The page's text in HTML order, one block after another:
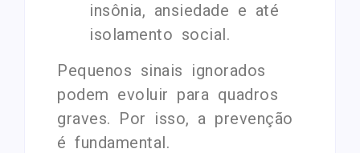
insônia, ansiedade e até
isolamento social.
Pequenos sinais ignorados
podem evoluir para quadros
graves. Por isso, a prevenção
é fundamental.